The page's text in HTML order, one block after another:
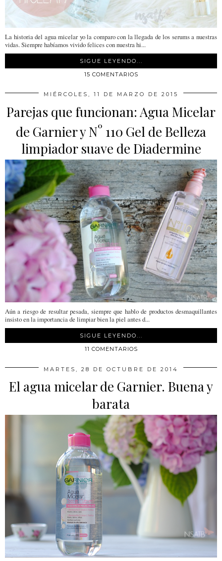
La historia del agua micelar yo la comparo con la llegada de los serums a nuestras
vidas. Siempre habíamos vivido felices con nuestra hi...
SIGUE LEYENDO...
15 COMENTARIOS
MIÉRCOLES, 11 DE MARZO DE 2015
Parejas que funcionan: Agua Micelar
de Garnier y Nº 110 Gel de Belleza
limpiador suave de Diadermine
Aún a riesgo de resultar pesada, siempre que hablo de productos desmaquillantes
insisto en la importancia de limpiar bien la piel antes d...
SIGUE LEYENDO...
11 COMENTARIOS
MARTES, 28 DE OCTUBRE DE 2014
El agua micelar de Garnier. Buena y
barata